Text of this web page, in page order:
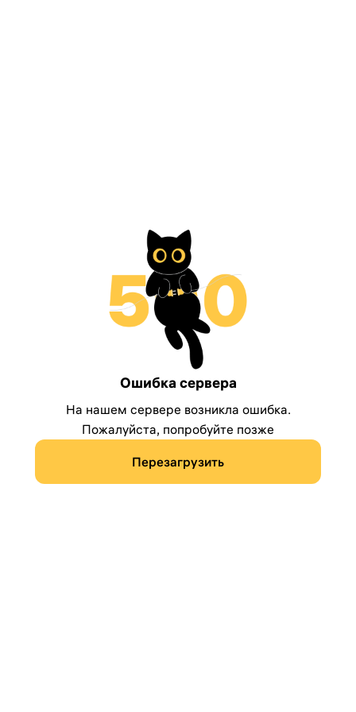
Ошибка сервера
На нашем сервере возникла ошибка.
Пожалуйста, попробуйте позже
Перезагрузить